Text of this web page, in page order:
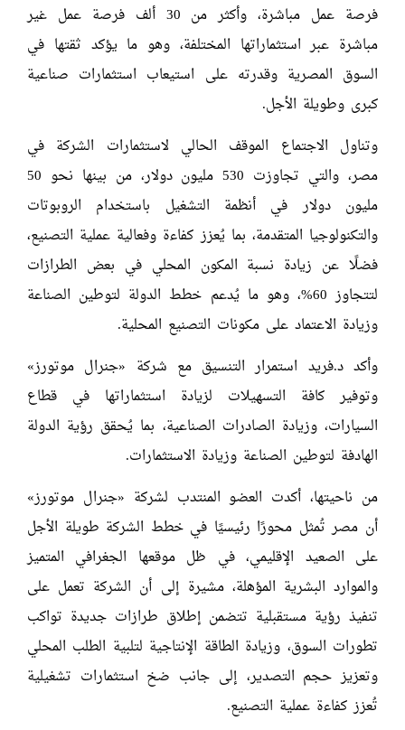
فرصة عمل مباشرة، وأكثر من 30 ألف فرصة عمل غير
مباشرة عبر استثماراتها المختلفة، وهو ما يؤكد ثقتها في
السوق المصرية وقدرته على استيعاب استثمارات صناعية
كبرى وطويلة الأجل.
وتناول الاجتماع الموقف الحالي لاستثمارات الشركة في
مصر، والتي تجاوزت 530 مليون دولار، من بينها نحو 50
مليون دولار في أنظمة التشغيل باستخدام الروبوتات
والتكنولوجيا المتقدمة، بما يُعزز كفاءة وفعالية عملية التصنيع،
فضلًا عن زيادة نسبة المكون المحلي في بعض الطرازات
لتتجاوز 60%، وهو ما يُدعم خطط الدولة لتوطين الصناعة
وزيادة الاعتماد على مكونات التصنيع المحلية.
وأكد د.فريد استمرار التنسيق مع شركة «جنرال موتورز»
وتوفير كافة التسهيلات لزيادة استثماراتها في قطاع
السيارات، وزيادة الصادرات الصناعية، بما يُحقق رؤية الدولة
الهادفة لتوطين الصناعة وزيادة الاستثمارات.
من ناحيتها، أكدت العضو المنتدب لشركة «جنرال موتورز»
أن مصر تُمثل محورًا رئيسيًا في خطط الشركة طويلة الأجل
على الصعيد الإقليمي، في ظل موقعها الجغرافي المتميز
والموارد البشرية المؤهلة، مشيرة إلى أن الشركة تعمل على
تنفيذ رؤية مستقبلية تتضمن إطلاق طرازات جديدة تواكب
تطورات السوق، وزيادة الطاقة الإنتاجية لتلبية الطلب المحلي
وتعزيز حجم التصدير، إلى جانب ضخ استثمارات تشغيلية
تُعزز كفاءة عملية التصنيع.